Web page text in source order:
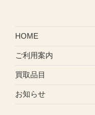
HOME
ご利用案内
買取品目
お知らせ